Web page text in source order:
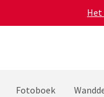
Het
Fotoboek